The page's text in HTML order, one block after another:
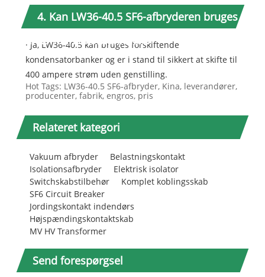
4. Kan LW36-40.5 SF6-afbryderen bruges
til kondensatorbankskift?
· Ja, LW36-40.5 kan bruges forskiftende
kondensatorbanker og er i stand til sikkert at skifte til
400 ampere strøm uden genstilling.
Hot Tags: LW36-40.5 SF6-afbryder, Kina, leverandører,
producenter, fabrik, engros, pris
Relateret kategori
Vakuum afbryder
Belastningskontakt
Isolationsafbryder
Elektrisk isolator
Switchskabstilbehør
Komplet koblingsskab
SF6 Circuit Breaker
Jordingskontakt indendørs
Højspændingskontaktskab
MV HV Transformer
Send forespørgsel